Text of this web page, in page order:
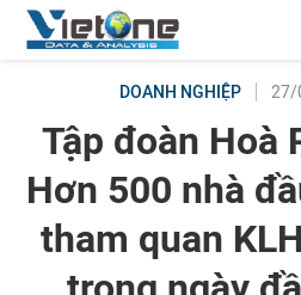
DOANH NGHIỆP 27/
Tập đoàn Hoà
Hơn 500 nhà
tham quan